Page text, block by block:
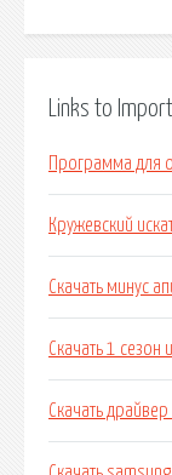
Links to
Программа для
Кружевский
Скачать минус
Скачать 1 сезон
Скачать